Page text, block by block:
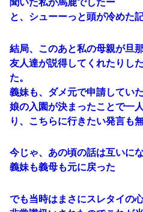
と、シューーっと頭が冷めた
結局、このあと私の母親が旦
友人達が説得してくれたりし
た。
義妹も、ダメ元で申請してい
娘の入園が決まったことで一
り、こちらに行きたい発言も
今じゃ、あの頃の話は互いに
義妹も義母も元に戻った
でも当時はまさにスレタイの